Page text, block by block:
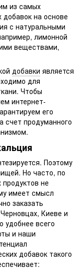
из самых
на основе
с натуральными
лимонной
веществами,
добавки является
для
Чтобы
интернет-
его
счет продуманного
Поэтому
Но часто, по
не
имеет смысл
заказать
Киеве и
удобнее всего
и наши
добавок такого